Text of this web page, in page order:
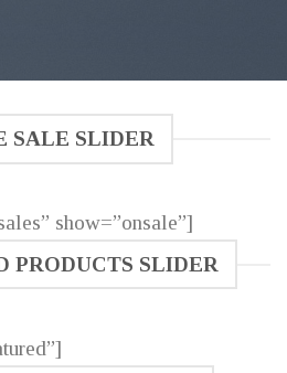
SALE SLIDER
show=”onsale”]
PRODUCTS SLIDER